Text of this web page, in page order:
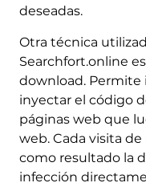
deseadas.
Otra técnica
Searchfort.online
download. Permite
inyectar el código
páginas web que
web. Cada visita
como resultado la
infección